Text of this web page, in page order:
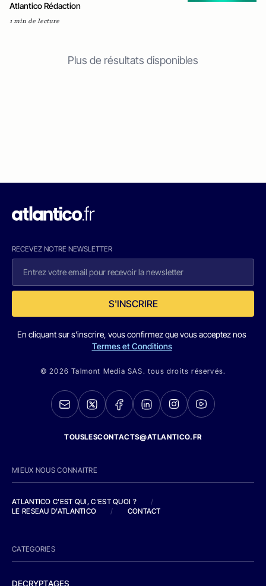
Atlantico Rédaction
1 min de lecture
Plus de résultats disponibles
RECEVEZ NOTRE NEWSLETTER
S'INSCRIRE
En cliquant sur s'inscrire, vous confirmez que vous acceptez nos
Termes et Conditions
© 2026 Talmont Media SAS. tous droits réservés.
TOUSLESCONTACTS@ATLANTICO.FR
MIEUX NOUS CONNAITRE
ATLANTICO C'EST QUI, C'EST QUOI ?
/
LE RESEAU D'ATLANTICO
/ CONTACT
CATEGORIES
DECRYPTAGES